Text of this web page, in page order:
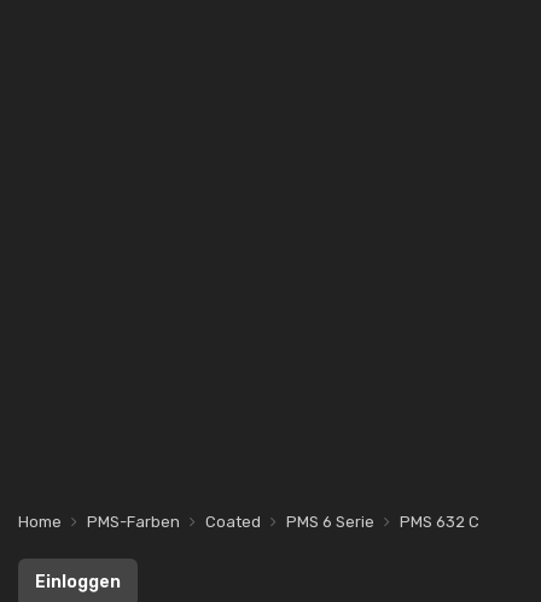
Home PMS-Farben Coated PMS 6 Serie PMS 632 C
Einloggen